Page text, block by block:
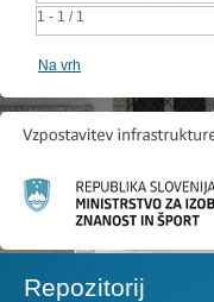
1 - 1 / 1
Na vrh
Repozitorij